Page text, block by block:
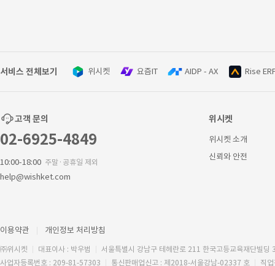
서비스 전체보기 위시켓 요즘IT AIDP - AX Rise
고객 문의
02-6925-4849
10:00-18:00 주말·공휴일 제외
help@wishket.com
위시켓
위시켓 소개
신뢰와 안전
이용약관 개인정보 처리방침
㈜위시켓 대표이사 : 박우범
서울특별시 강남구 테헤란로 211 한국고등교육재단빌딩
사업자등록번호 : 209-81-57303
통신판매업신고 : 제2018-서울강남-02337 호 직